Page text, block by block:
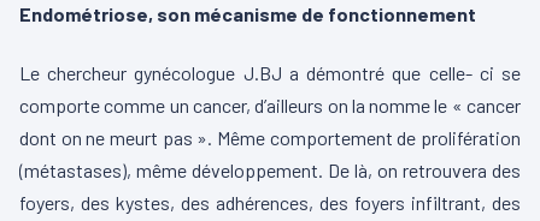
Endométriose, son mécanisme de fonctionnement
Le chercheur gynécologue J.BJ a démontré que celle- ci se
comporte comme un cancer, d’ailleurs on la nomme le « cancer
dont on ne meurt pas ». Même comportement de prolifération
(métastases), même développement. De là, on retrouvera des
foyers, des kystes, des adhérences, des foyers infiltrant, des